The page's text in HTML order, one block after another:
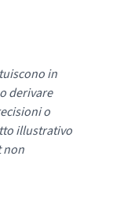
in
derivare
o
illustrativo
non